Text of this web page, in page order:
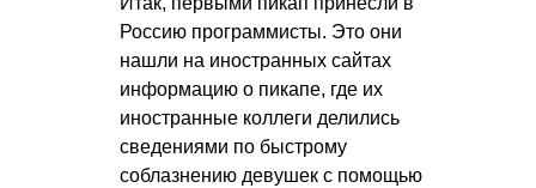
Россию программисты. Это они
нашли на иностранных сайтах
информацию о пикапе, где их
иностранные коллеги делились
сведениями по быстрому
соблазнению девушек с помощью